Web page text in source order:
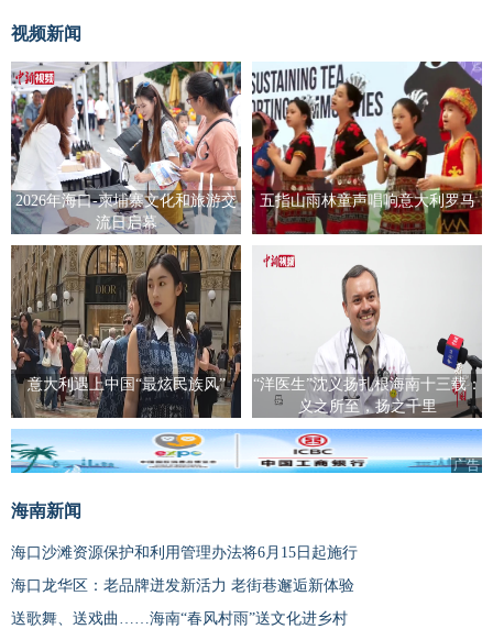
视频新闻
2026年海口-柬埔寨文化和旅游交
流日启幕
五指山雨林童声唱响意大利罗马
意大利遇上中国“最炫民族风”
“洋医生”沈义扬扎根海南十三载：
义之所至，扬之千里
广告
海南新闻
海口沙滩资源保护和利用管理办法将6月15日起施行
海口龙华区：老品牌迸发新活力 老街巷邂逅新体验
送歌舞、送戏曲……海南“春风村雨”送文化进乡村